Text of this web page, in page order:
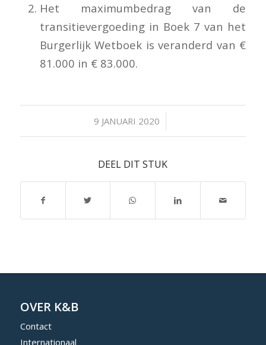
Het maximumbedrag van de
transitievergoeding in Boek 7 van het
Burgerlijk Wetboek is veranderd van €
81.000 in € 83.000.
9 JANUARI 2020
/
DEEL DIT STUK
OVER K&B
Contact
Internationaal